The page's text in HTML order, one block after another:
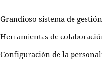
Grandioso sistema de
Herramientas de
Configuración de la